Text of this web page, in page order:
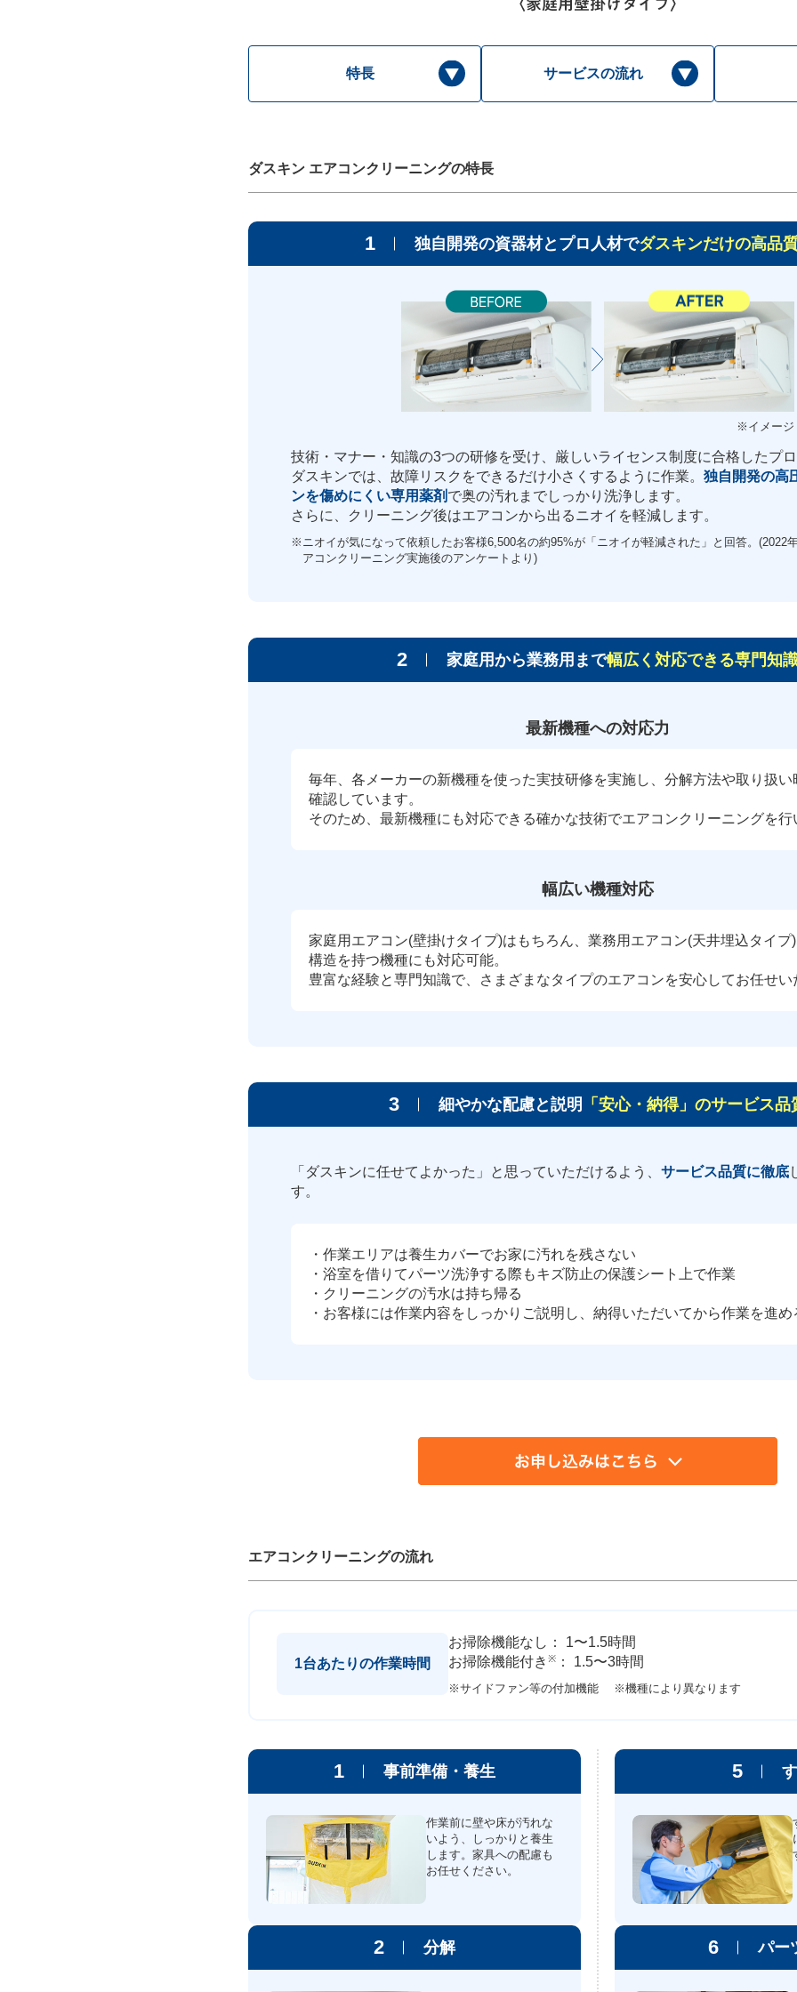
特長 サービスの流れ
ダスキン エアコンクリーニングの特長
1 独自開発の資器材とプロ人材でダスキンだけの高品
技術・マナー・知識の3つの研修を受け、厳しいライセンス制度に合格したプ
ダスキンでは、故障リスクをできるだけ小さくするように作業。 独自開発の高
ンを傷めにくい専用薬剤 で奥の汚れまでしっかり洗浄します。
さらに、クリーニング後はエアコンから出るニオイを軽減します。
※ニオイが気になって依頼したお客様6,500名の約95%が「ニオイが軽減された」と回答。(2022
アコンクリーニング実施後のアンケートより)
2 家庭用から業務用まで幅広く対応できる専門知
最新機種への対応力
毎年、各メーカーの新機種を使った実技研修を実施し、分解方法や取り扱い
確認しています。
そのため、最新機種にも対応できる確かな技術でエアコンクリーニングを行
幅広い機種対応
家庭用エアコン(壁掛けタイプ)はもちろん、業務用エアコン(天井埋込タイプ
構造を持つ機種にも対応可能。
豊富な経験と専門知識で、さまざまなタイプのエアコンを安心してお任せい
3 細やかな配慮と説明 「安心・納得」のサービス品
「ダスキンに任せてよかった」と思っていただけるよう、 サービス品質に徹底
す。
・作業エリアは養生カバーでお家に汚れを残さない
・浴室を借りてパーツ洗浄する際もキズ防止の保護シート上で作業
・クリーニングの汚水は持ち帰る
・お客様には作業内容をしっかりご説明し、納得いただいてから作業を進め
エアコンクリーニングの流れ
1台あたりの作業時間
お掃除機能なし： 1〜1.5時間
お掃除機能付き ※ ： 1.5〜3時間
※サイドファン等の付加機能 ※機種により異なります
1 事前準備・養生
作業前に壁や床が汚れな
いよう、しっかりと養生
します。家具への配慮も
お任せください。
2 分解
5
6 パー